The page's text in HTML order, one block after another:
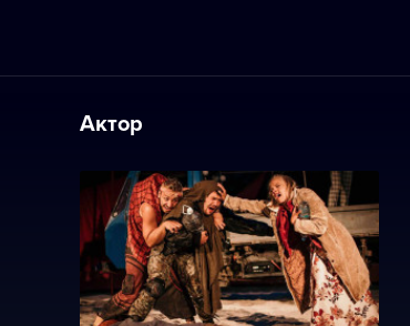
Актор